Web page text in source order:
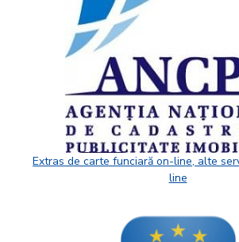
Extras de carte funciară on-line, alte
line